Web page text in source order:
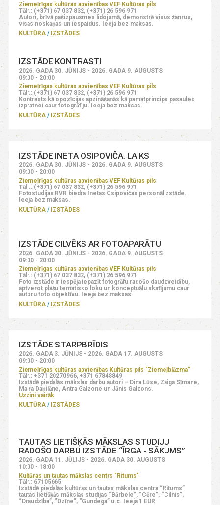
Ziemeļrīgas kultūras apvienības VEF Kultūras pils
Tālr.: (+371) 67 037 832, (+371) 26 596 971
Autori, brīvā pašizpausmes lidojumā, demonstrē visus žanrus,
visas noskaņas un iespaidus. Ieeja bez maksas.
KULTŪRA
IZSTĀDES
IZSTĀDE KONTRASTI
2026. GADA 30. JŪNIJS - 2026. GADA 9. AUGUSTS
09:00 - 20:00
Ziemeļrīgas kultūras apvienības VEF Kultūras pils
Tālr.: (+371) 67 037 832, (+371) 26 596 971
Kontrasts kā opozīcijas apzināšanās kā pamatprincips pasaules
izpratnei caur fotogrāfiju. Ieeja bez maksas.
KULTŪRA
IZSTĀDES
IZSTĀDE INETA OSIPOVIČA. LAIKS
2026. GADA 30. JŪNIJS - 2026. GADA 9. AUGUSTS
09:00 - 20:00
Ziemeļrīgas kultūras apvienības VEF Kultūras pils
Tālr.: (+371) 67 037 832, (+371) 26 596 971
Fotostudijas RVR biedra Inetas Osipovičas personālizstāde.
Ieeja bez maksas.
KULTŪRA
IZSTĀDES
IZSTĀDE CILVĒKS AR FOTOAPARĀTU
2026. GADA 30. JŪNIJS - 2026. GADA 9. AUGUSTS
09:00 - 20:00
Ziemeļrīgas kultūras apvienības VEF Kultūras pils
Tālr.: (+371) 67 037 832, (+371) 26 596 971
Foto izstāde ir iespēja iepazīt fotogrāfu radošo daudzveidību,
aptverot plašu tematisko loku un konceptuālu skatījumu caur
autoru foto objektīvu. Ieeja bez maksas.
KULTŪRA
IZSTĀDES
IZSTĀDE STARPBRĪDIS
2026. GADA 3. JŪNIJS - 2026. GADA 17. AUGUSTS
09:00 - 20:00
Ziemeļrīgas kultūras apvienības Kultūras pils "Ziemeļblāzma"
Tālr.: +371 20270966, +371 67848849
Izstādē piedalās mākslas darbu autori – Dina Lūse, Zaiga Sīmane,
Maira Daņilāne, Antra Galzone un Jānis Galzons.
Uzzini vairāk
KULTŪRA
IZSTĀDES
TAUTAS LIETIŠĶĀS MĀKSLAS STUDIJU
RADOŠO DARBU IZSTĀDE “ĪRGA - SĀKUMS”
2026. GADA 11. JŪLIJS - 2026. GADA 30. AUGUSTS
10:00 - 18:00
Kultūras un tautas mākslas centrs "Ritums"
Tālr.: 67105665
Izstādē piedalās kultūras un tautas mākslas centra “Ritums”
tautas lietišķās mākslas studijas “Bārbele”, “Cēre”, “Cilnis”,
“Draudzība”, “Dzīne”, “Gundega” u.c. Ieeja 1 EUR